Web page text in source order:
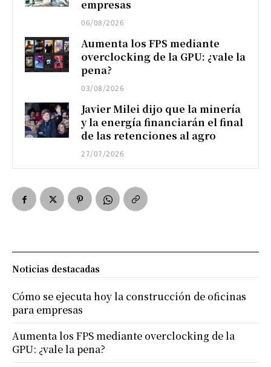
empresas
06/08/2026
Aumenta los FPS mediante
overclocking de la GPU: ¿vale la
pena?
03/08/2026
Javier Milei dijo que la minería
y la energía financiarán el final
de las retenciones al agro
27/07/2026
Noticias destacadas
Cómo se ejecuta hoy la construcción de oficinas
para empresas
Aumenta los FPS mediante overclocking de la
GPU: ¿vale la pena?